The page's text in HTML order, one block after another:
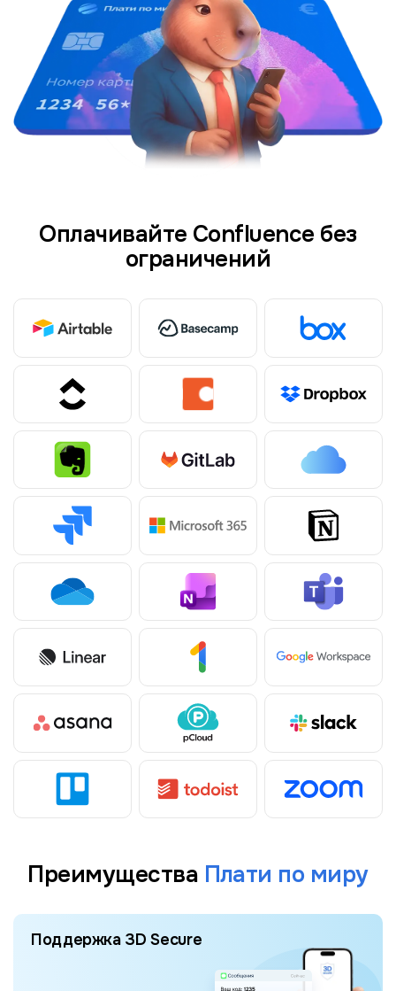
Оплачивайте Confluence без
ограничений
Преимущества Плати по миру
Поддержка 3D Secure